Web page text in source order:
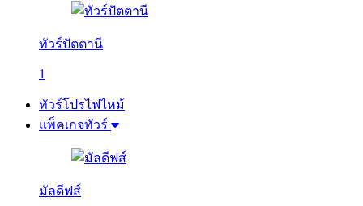
ทัวร์ปัตตานี
1
ทัวร์โปรไฟไหม้
แพ็คเกจทัวร์
มัลดีฟส์